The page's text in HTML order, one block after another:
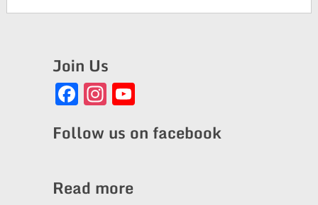
Join Us
Facebook
Instagram
YouTube
Follow us on facebook
Read more